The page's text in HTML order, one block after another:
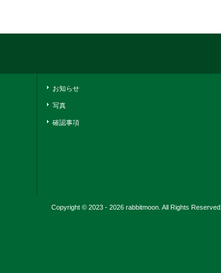
お知らせ
写真
確認事項
Copyright © 2023 - 2026 rabbitmoon. All Rights Reserved.